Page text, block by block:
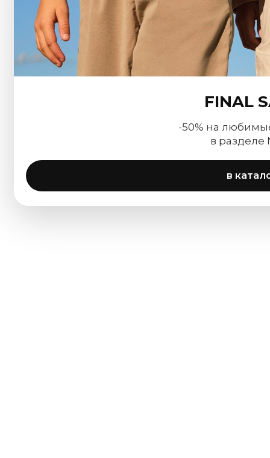
FINAL
-50% на
в разделе
в